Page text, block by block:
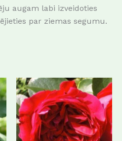
augam labi izveidoties
par ziemas segumu.
This
has